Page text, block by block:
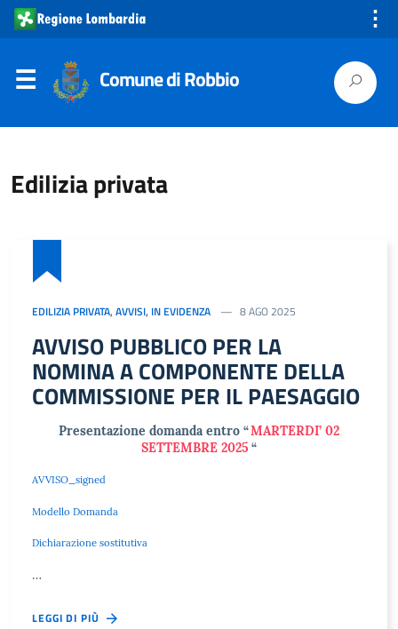
⋮
Comune di Robbio
Edilizia privata
EDILIZIA PRIVATA, AVVISI, IN EVIDENZA 8 AGO 2025
AVVISO PUBBLICO PER LA
NOMINA A COMPONENTE DELLA
COMMISSIONE PER IL PAESAGGIO
Presentazione domanda entro “MARTERDI’ 02
SETTEMBRE 2025 “
AVVISO_signed
Modello Domanda
Dichiarazione sostitutiva
…
LEGGI DI PIÙ